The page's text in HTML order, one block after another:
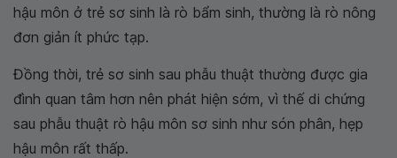
hậu môn ở trẻ sơ sinh là rò bẩm sinh, thường là rò nông
đơn giản ít phức tạp.
Đồng thời, trẻ sơ sinh sau phẫu thuật thường được gia
đình quan tâm hơn nên phát hiện sớm, vì thế di chứng
sau phẫu thuật rò hậu môn sơ sinh như són phân, hẹp
hậu môn rất thấp.